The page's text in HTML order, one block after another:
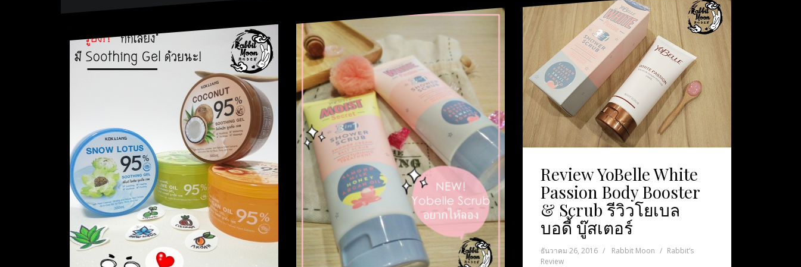
Review YoBelle White
Passion Body Booster
& Scrub รีวิวโยเบล
บอดี้ บู๊สเตอร์
ธันวาคม 26, 2016 Rabbit Moon
Rabbit’s
Review